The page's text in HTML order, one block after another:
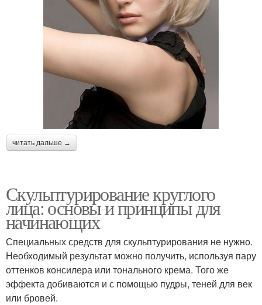
читать дальше →
Скульптурирование круглого
лица: основы и принципы для
начинающих
Специальных средств для скульптурирования не нужно.
Необходимый результат можно получить, используя пару
оттенков консилера или тонального крема. Того же
эффекта добиваются и с помощью пудры, теней для век
или бровей.